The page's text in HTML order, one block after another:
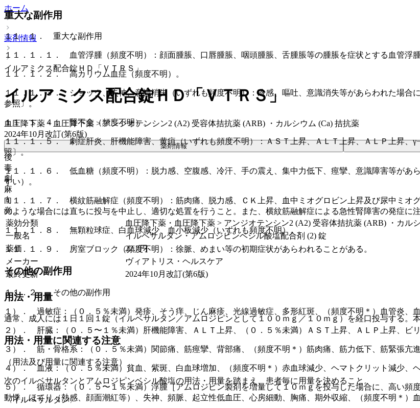
重大な副作用
１１．１． 重大な副作用
１１．１．１． 血管浮腫（頻度不明）：顔面腫脹、口唇腫脹、咽頭腫脹、舌腫脹等の腫脹を症状とする血管浮
１１．１．２． 高カリウム血症（頻度不明）。
１１．１．３． ショック、失神、意識消失（いずれも頻度不明）：冷感、嘔吐、意識消失等があらわれた場合
参照〕。
１１．１．４． 腎不全（頻度不明）。
１１．１．５． 劇症肝炎、肝機能障害、黄疸（いずれも頻度不明）：ＡＳＴ上昇、ＡＬＴ上昇、ＡＬＰ上昇、
照〕。
１１．１．６． 低血糖（頻度不明）：脱力感、空腹感、冷汗、手の震え、集中力低下、痙攣、意識障害等があ
すい）。
１１．１．７． 横紋筋融解症（頻度不明）：筋肉痛、脱力感、ＣＫ上昇、血中ミオグロビン上昇及び尿中ミオ
のような場合には直ちに投与を中止し、適切な処置を行うこと。また、横紋筋融解症による急性腎障害の発症に注
１１．１．８． 無顆粒球症、白血球減少、血小板減少（いずれも頻度不明）。
１１．１．９． 房室ブロック（頻度不明）：徐脈、めまい等の初期症状があらわれることがある。
その他の副作用
１１．２． その他の副作用
１）． 過敏症：（０．５％未満）発疹、そう痒、じん麻疹、光線過敏症、多形紅斑、（頻度不明＊）血管炎、血
２）． 肝臓：（０．５〜１％未満）肝機能障害、ＡＬＴ上昇、（０．５％未満）ＡＳＴ上昇、ＡＬＰ上昇、ビ
３）． 筋・骨格系：（０．５％未満）関節痛、筋痙攣、背部痛、（頻度不明＊）筋肉痛、筋力低下、筋緊張亢進
４）． 血液：（０．５％未満）貧血、紫斑、白血球増加、（頻度不明＊）赤血球減少、ヘマトクリット減少、
５）． 循環器：（０．５〜１％未満）浮腫［アムロジピン製剤を増量して１０ｍｇを投与した場合に、高い頻
動悸、ほてり（熱感、顔面潮紅等）、失神、頻脈、起立性低血圧、心房細動、胸痛、期外収縮、（頻度不明＊）
ホーム
薬剤情報
イルアミクス配合錠ＨＤ「ＶＴＲＳ」
イルアミクス配合錠ＨＤ「ＶＴＲＳ」
血圧降下薬・血圧降下薬 > アンジオテンシン2 (A2) 受容体拮抗薬 (ARB) ・カルシウム (Ca) 拮抗薬
2024年10月改訂(第6版)
薬剤情報
後
毒
劇
麻
向
覚
薬効分類
血圧降下薬・血圧降下薬 > アンジオテンシン2 (A2) 受容体拮抗薬 (ARB) ・カル
一般名
イルベサルタン・アムロジピンベシル酸塩配合剤 (2) 錠
薬価
22.7円
メーカー
ヴィアトリス・ヘルスケア
最終更新
2024年10月改訂(第6版)
用法・用量
通常、成人には１日１回１錠（イルベサルタン／アムロジピンとして１００ｍｇ／１０ｍｇ）を経口投与する。
用法・用量に関連する注意
（用法及び用量に関連する注意）
次のイルベサルタンとアムロジピンベシル酸塩の用法・用量を踏まえ、患者毎に用量を決めること。
〈イルベサルタン〉